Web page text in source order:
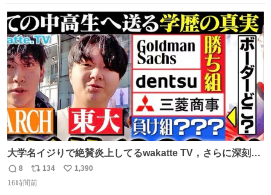
のためおにぎり10個、ゼリー飲料3～4本、パスタと毎日4
千kcalオーバーの食事を摂取し、増量したという。
ト
数
数
大学名イジりで絶賛炎上してるwakatte TV，さらに深刻な
問題はこっちでは？ ・都内の特定企業に入るのを極度に推
奨し，それ以外の地域で堅実に生きるのを周縁化する ・恋
返
信
8
リ
ポ
134
い
1,390
16時間前